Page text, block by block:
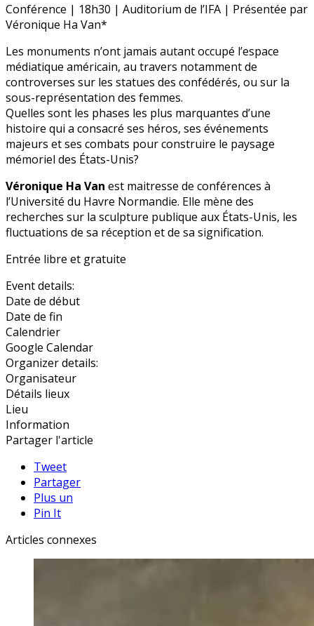
Conférence | 18h30 | Auditorium de l’IFA | Présentée par
Véronique Ha Van*
Les monuments n’ont jamais autant occupé l’espace
médiatique américain, au travers notamment de
controverses sur les statues des confédérés, ou sur la
sous-représentation des femmes.
Quelles sont les phases les plus marquantes d’une
histoire qui a consacré ses héros, ses événements
majeurs et ses combats pour construire le paysage
mémoriel des États-Unis?
Véronique Ha Van est maitresse de conférences à
l’Université du Havre Normandie. Elle mène des
recherches sur la sculpture publique aux États-Unis, les
fluctuations de sa réception et de sa signification.
Entrée libre et gratuite
Event details:
Date de début
Date de fin
Calendrier
Google Calendar
Organizer details:
Organisateur
Détails lieux
Lieu
Information
Partager l'article
Tweet
Partager
Plus un
Pin It
Articles connexes